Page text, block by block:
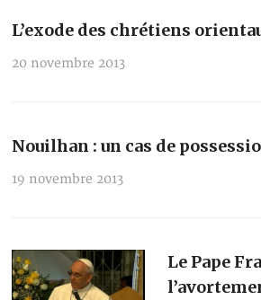
L’exode des chrétiens
20 novembre 2013
Nouilhan : un cas de
19 novembre 2013
Le Pape